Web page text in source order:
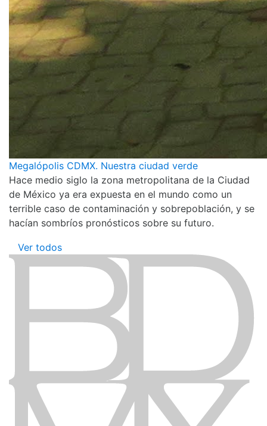
Megalópolis CDMX. Nuestra ciudad verde
Hace medio siglo la zona metropolitana de la Ciudad
de México ya era expuesta en el mundo como un
terrible caso de contaminación y sobrepoblación, y se
hacían sombríos pronósticos sobre su futuro.
Ver todos